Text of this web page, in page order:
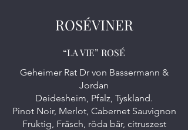
ROSÉVINER
“LA VIE” ROSÉ
Geheimer Rat Dr von Bassermann &
Jordan
Deidesheim, Pfalz, Tyskland.
Pinot Noir, Merlot, Cabernet Sauvignon
Fruktig, Fräsch, röda bär, citruszest